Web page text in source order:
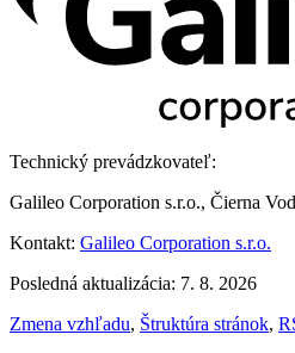
Technický prevádzkovateľ:
Galileo Corporation s.r.o., Čierna
Kontakt: Galileo Corporation s.r.o.
Posledná aktualizácia: 7. 8. 2026
Zmena vzhľadu, Štruktúra stránok,